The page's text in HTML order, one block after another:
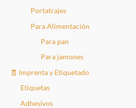
Portatrajes
Para Alimentación
Para pan
Para jamones
🧾 Imprenta y Etiquetado
Etiquetas
Adhesivos